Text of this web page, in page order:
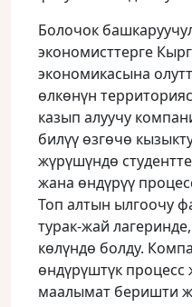
Болочок
экономисттерге
экономикасына
ɵлкɵнүн
казып алуучу
билүү ɵзгɵчɵ
жүрүшүндɵ
жана ɵндүрүү
Топ алтын ылгоочу
турак-жай
кɵлүндɵ болду.
ɵндүрүштүк
маалымат беришти